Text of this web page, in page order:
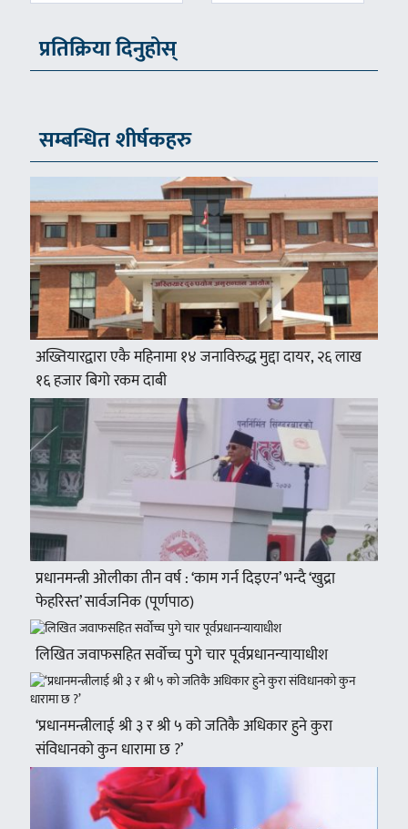
प्रतिक्रिया दिनुहोस्
सम्बन्धित शीर्षकहरु
अख्तियारद्वारा एकै महिनामा १४ जनाविरुद्ध मुद्दा दायर, २६ लाख
१६ हजार बिगो रकम दाबी
प्रधानमन्त्री ओलीका तीन वर्ष : ‘काम गर्न दिइएन’ भन्दै ‘खुद्रा
फेहरिस्त’ सार्वजनिक (पूर्णपाठ)
लिखित जवाफसहित सर्वोच्च पुगे चार पूर्वप्रधानन्यायाधीश
‘प्रधानमन्त्रीलाई श्री ३ र श्री ५ को जतिकै अधिकार हुने कुरा
संविधानको कुन धारामा छ ?’